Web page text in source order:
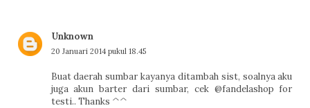
Unknown
20 Januari 2014 pukul 18.45
Buat daerah sumbar kayanya ditambah sist, soalnya aku
juga akun barter dari sumbar, cek @fandelashop for
testi.. Thanks ^^